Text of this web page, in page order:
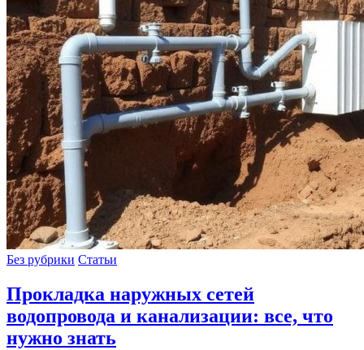
Без рубрики Статьи
Прокладка наружных сетей
водопровода и канализации: все, что
нужно знать